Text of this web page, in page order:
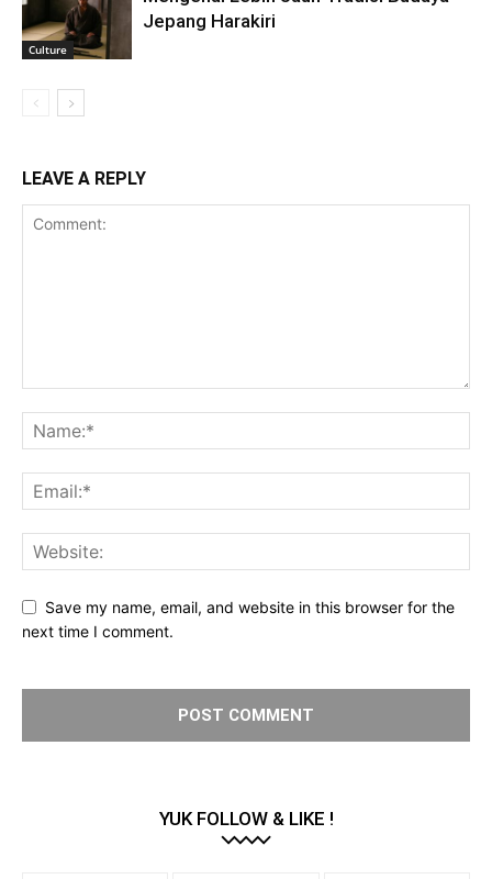
Culture
Jepang Harakiri
LEAVE A REPLY
Save my name, email, and website in this browser for the
next time I comment.
YUK FOLLOW & LIKE !